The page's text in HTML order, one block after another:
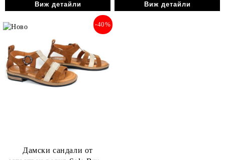
Виж детайли Виж детайли
Дамски сандали от
-40%